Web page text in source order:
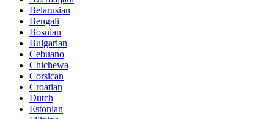
Belarusian
Bengali
Bosnian
Bulgarian
Cebuano
Chichewa
Corsican
Croatian
Dutch
Estonian